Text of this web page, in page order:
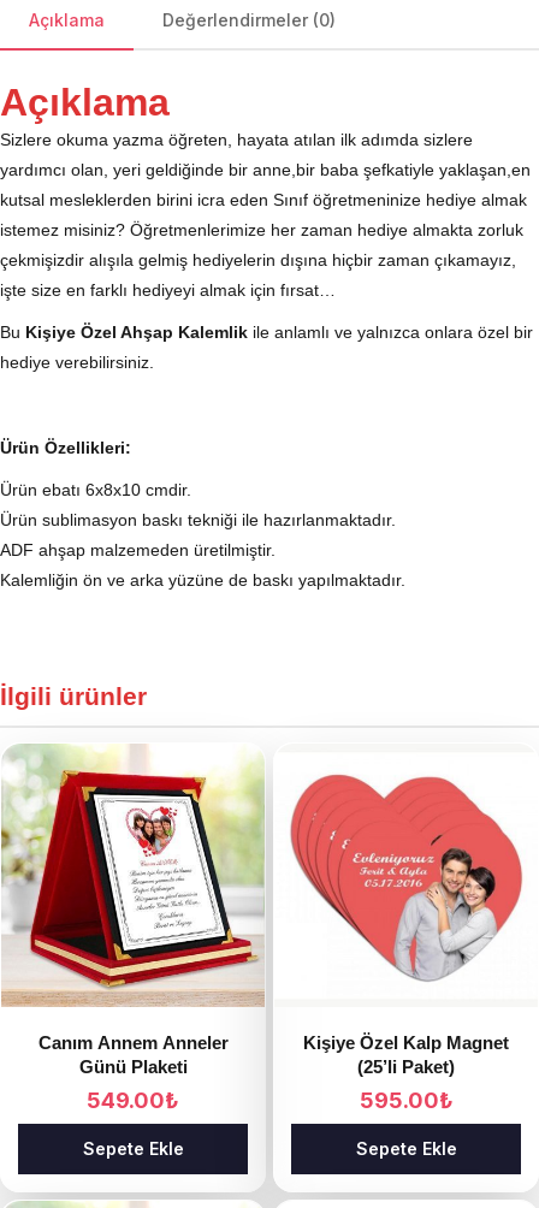
Açıklama Değerlendirmeler (0)
Açıklama
Sizlere okuma yazma öğreten, hayata atılan ilk adımda sizlere
yardımcı olan, yeri geldiğinde bir anne,bir baba şefkatiyle yaklaşan,en
kutsal mesleklerden birini icra eden Sınıf öğretmeninize hediye almak
istemez misiniz? Öğretmenlerimize her zaman hediye almakta zorluk
çekmişizdir alışıla gelmiş hediyelerin dışına hiçbir zaman çıkamayız,
işte size en farklı hediyeyi almak için fırsat…
Bu Kişiye Özel Ahşap Kalemlik ile anlamlı ve yalnızca onlara özel bir
hediye verebilirsiniz.
Ürün Özellikleri:
Ürün ebatı 6x8x10 cmdir.
Ürün sublimasyon baskı tekniği ile hazırlanmaktadır.
ADF ahşap malzemeden üretilmiştir.
Kalemliğin ön ve arka yüzüne de baskı yapılmaktadır.
İlgili ürünler
Canım Annem Anneler
Günü Plaketi
549.00₺
Sepete Ekle
Kişiye Özel Kalp Magnet
(25’li Paket)
595.00₺
Sepete Ekle